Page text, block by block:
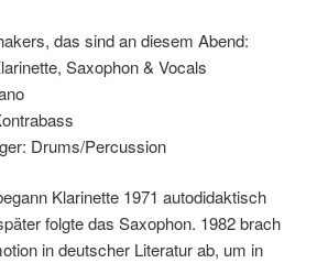
das sind an diesem Abend:
Saxophon & Vocals
Drums/Percussion
Klarinette 1971 autodidaktisch
folgte das Saxophon. 1982 brach
in deutscher Literatur ab, um in